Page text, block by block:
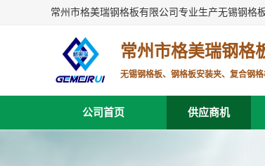
常州市格美瑞钢格板有限公司专业生产无锡钢格
常州市格美瑞钢格
无锡钢格板、钢格板安装夹、复合钢
公司首页 供应商机